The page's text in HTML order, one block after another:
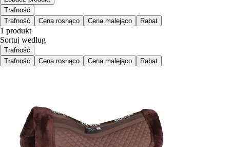
Trafność
Trafność
Cena rosnąco Cena malejąco Rabat
1 produkt
Sortuj według
Trafność
Trafność
Cena rosnąco Cena malejąco Rabat